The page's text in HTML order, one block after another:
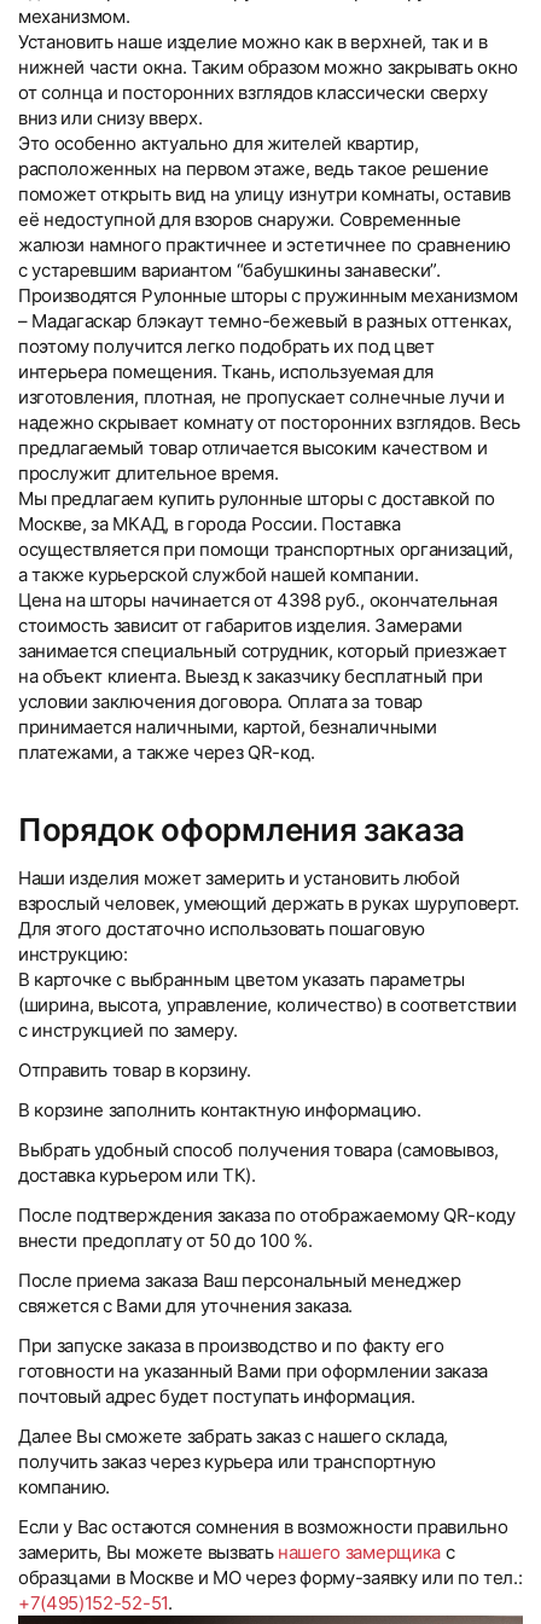
механизмом.
Установить наше изделие можно как в верхней, так и в
нижней части окна. Таким образом можно закрывать окно
от солнца и посторонних взглядов классически сверху
вниз или снизу вверх.
Это особенно актуально для жителей квартир,
расположенных на первом этаже, ведь такое решение
поможет открыть вид на улицу изнутри комнаты, оставив
её недоступной для взоров снаружи. Современные
жалюзи намного практичнее и эстетичнее по сравнению
с устаревшим вариантом “бабушкины занавески”.
Производятся Рулонные шторы с пружинным механизмом
– Мадагаскар блэкаут темно-бежевый в разных оттенках,
поэтому получится легко подобрать их под цвет
интерьера помещения. Ткань, используемая для
изготовления, плотная, не пропускает солнечные лучи и
надежно скрывает комнату от посторонних взглядов. Весь
предлагаемый товар отличается высоким качеством и
прослужит длительное время.
Мы предлагаем купить рулонные шторы с доставкой по
Москве, за МКАД, в города России. Поставка
осуществляется при помощи транспортных организаций,
а также курьерской службой нашей компании.
Цена на шторы начинается от 4398 руб., окончательная
стоимость зависит от габаритов изделия. Замерами
занимается специальный сотрудник, который приезжает
на объект клиента. Выезд к заказчику бесплатный при
условии заключения договора. Оплата за товар
принимается наличными, картой, безналичными
платежами, а также через QR-код.
Порядок оформления заказа
Наши изделия может замерить и установить любой
взрослый человек, умеющий держать в руках шуруповерт.
Для этого достаточно использовать пошаговую
инструкцию:
В карточке с выбранным цветом указать параметры
(ширина, высота, управление, количество) в соответствии
с инструкцией по замеру.
Отправить товар в корзину.
В корзине заполнить контактную информацию.
Выбрать удобный способ получения товара (самовывоз,
доставка курьером или ТК).
После подтверждения заказа по отображаемому QR-коду
внести предоплату от 50 до 100 %.
После приема заказа Ваш персональный менеджер
свяжется с Вами для уточнения заказа.
При запуске заказа в производство и по факту его
готовности на указанный Вами при оформлении заказа
почтовый адрес будет поступать информация.
Далее Вы сможете забрать заказ с нашего склада,
получить заказ через курьера или транспортную
компанию.
Если у Вас остаются сомнения в возможности правильно
замерить, Вы можете вызвать нашего замерщикас
образцами в Москве и МО через форму-заявку или по тел.:
+7(495)152-52-51.